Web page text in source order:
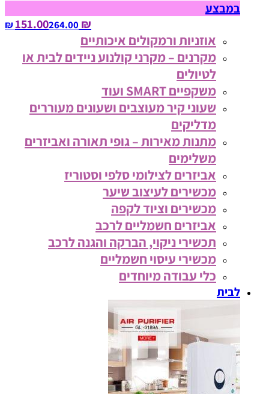
במבצע
₪ 151.00
264.00‏ ₪
אוזניות ורמקולים איכותיים
מקרנים – מקרני קולנוע ניידים לבית או
לטיולים
משקפיים SMART ועוד
שעוני קיר מעוצבים ושעונים מעוררים
מדליקים
מתנות מאירות – גופי תאורה ואביזרים
משלימים
אביזרים לצילומי סלפי וסטוריז
מכשירים לעיצוב שיער
מכשירים וציוד לקפה
אביזרים חשמליים לרכב
תכשירי ניקוי, הברקה והגנה לרכב
מכשירי עיסוי חשמליים
כלי עבודה מיוחדים
לבית